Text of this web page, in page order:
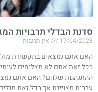
סדנת הבדלי תרבויות
17/04/2023 אין תגובות
האם אתם נמצאים בתקשורת מול
בכל זאת אתם לא מצליחים
ההתנהגות שלהם? האם אתם
ערבית מצויינת אך בכל זאת